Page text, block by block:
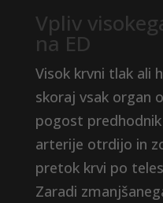
Vpliv
na ED
Visok krvni tlak ali
skoraj vsak organ
pogost predhodnik
arterije otrdijo in
pretok krvi po
Zaradi